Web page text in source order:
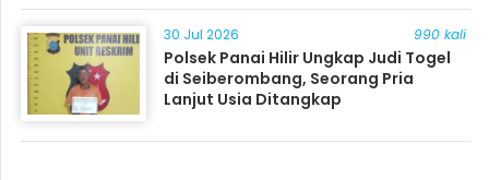
30 Jul 2026 990 kali
Polsek Panai Hilir Ungkap Judi Togel
di Seiberombang, Seorang Pria
Lanjut Usia Ditangkap